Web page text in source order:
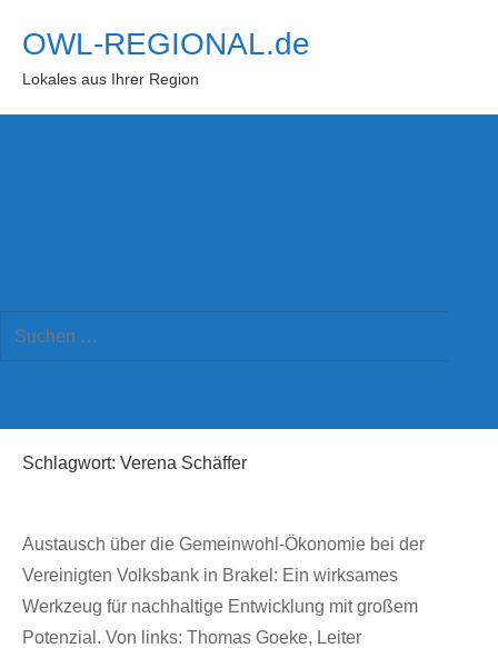
Inhalt
springen
OWL-REGIONAL.de
Lokales aus Ihrer Region
Suchen
Schlagwort: Verena Schäffer
Austausch über die Gemeinwohl-Ökonomie bei der
Vereinigten Volksbank in Brakel: Ein wirksames
Werkzeug für nachhaltige Entwicklung mit großem
Potenzial. Von links: Thomas Goeke, Leiter